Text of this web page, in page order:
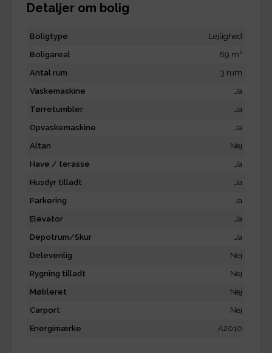
Detaljer om bolig
Boligtype
Lejlighed
Boligareal
89 m2
Antal rum
3 rum
Vaskemaskine
Ja
Tørretumbler
Ja
Opvaskemaskine
Ja
Altan
Nej
Have / terasse
Ja
Husdyr tilladt
Ja
Parkering
Ja
Elevator
Ja
Depotrum/Skur
Ja
Delevenlig
Nej
Rygning tilladt
Nej
Møbleret
Nej
Carport
Nej
Energimærke
A2010